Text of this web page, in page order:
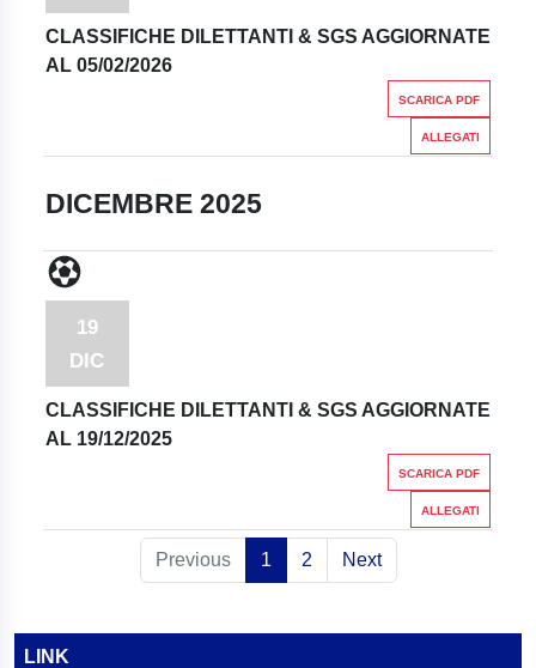
CLASSIFICHE DILETTANTI & SGS AGGIORNATE
AL 05/02/2026
SCARICA PDF
ALLEGATI
DICEMBRE 2025
19
DIC
CLASSIFICHE DILETTANTI & SGS AGGIORNATE
AL 19/12/2025
SCARICA PDF
ALLEGATI
Previous 1 2 Next
LINK